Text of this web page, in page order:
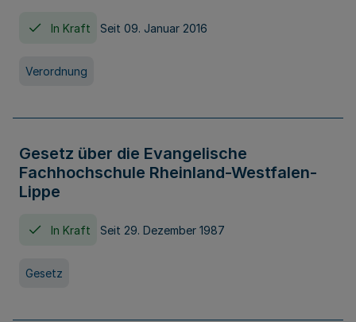
In Kraft Seit 09. Januar 2016
Verordnung
Gesetz über die Evangelische
Fachhochschule Rheinland-Westfalen-
Lippe
In Kraft Seit 29. Dezember 1987
Gesetz